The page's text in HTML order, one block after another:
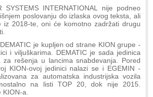
SYSTEMS INTERNATIONAL nije podneo
poslovanju do izlaska ovog teksta, ali
iz 2018-te, oni će komotno zadržati drugu
je kupljen od strane KION grupe -
i viljuškarima. DEMATIC je sada jedinica
za rešenja u lancima snabdevanja. Pored
KION-ovoj jedinici nalazi se i EGEMIN -
za automatska industrijska vozila
na listi TOP 20, dok nije 2015.
a.